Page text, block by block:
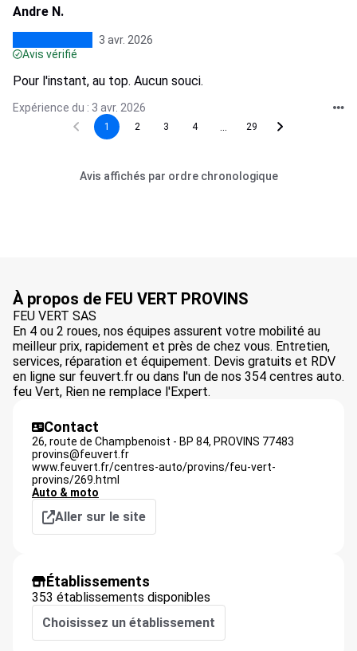
Andre N.
3 avr. 2026
Avis vérifié
Pour l'instant, au top. Aucun souci.
Expérience du : 3 avr. 2026
1 2 3 4 29
Avis affichés par ordre chronologique
À propos de FEU VERT PROVINS
FEU VERT SAS
En 4 ou 2 roues, nos équipes assurent votre mobilité au
meilleur prix, rapidement et près de chez vous. Entretien,
services, réparation et équipement. Devis gratuits et RDV
en ligne sur feuvert.fr ou dans l'un de nos 354 centres auto.
feu Vert, Rien ne remplace l'Expert.
Contact
26, route de Champbenoist - BP 84, PROVINS 77483
provins@feuvert.fr
www.feuvert.fr/centres-auto/provins/feu-vert-
provins/269.html
Auto & moto
Aller sur le site
Établissements
353 établissements disponibles
Choisissez un établissement